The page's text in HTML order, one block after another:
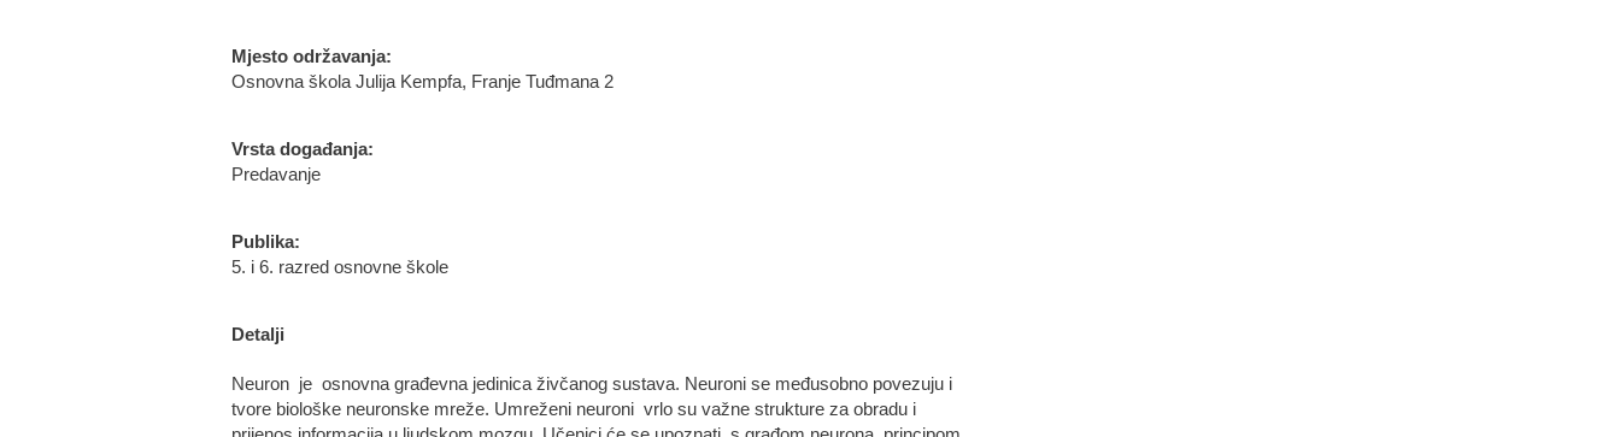
Mjesto održavanja:
Osnovna škola Julija Kempfa, Franje Tuđmana 2
Vrsta događanja:
Predavanje
Publika:
5. i 6. razred osnovne škole
Detalji
Neuron je osnovna građevna jedinica živčanog sustava. Neuroni se međusobno povezuju i
tvore biološke neuronske mreže. Umreženi neuroni vrlo su važne strukture za obradu i